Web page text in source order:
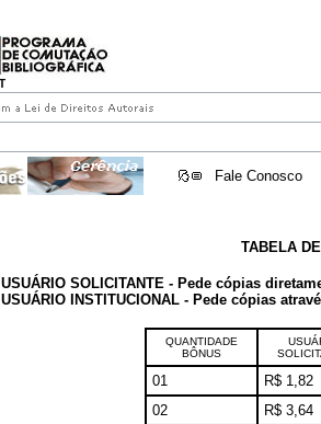
Fale Conosco
TABELA
USUÁRIO SOLICITANTE - Pede cópias
USUÁRIO INSTITUCIONAL - Pede cópias
QUANTIDADE
BÔNUS
01
R$ 1,82
02
R$ 3,64